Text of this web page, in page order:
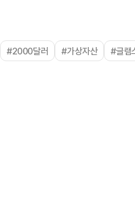
#2000달러 #가상자산 #글램